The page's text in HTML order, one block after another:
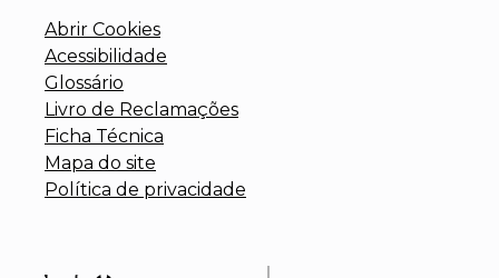
Abrir Cookies
Acessibilidade
Glossário
Livro de Reclamações
Ficha Técnica
Mapa do site
Política de privacidade